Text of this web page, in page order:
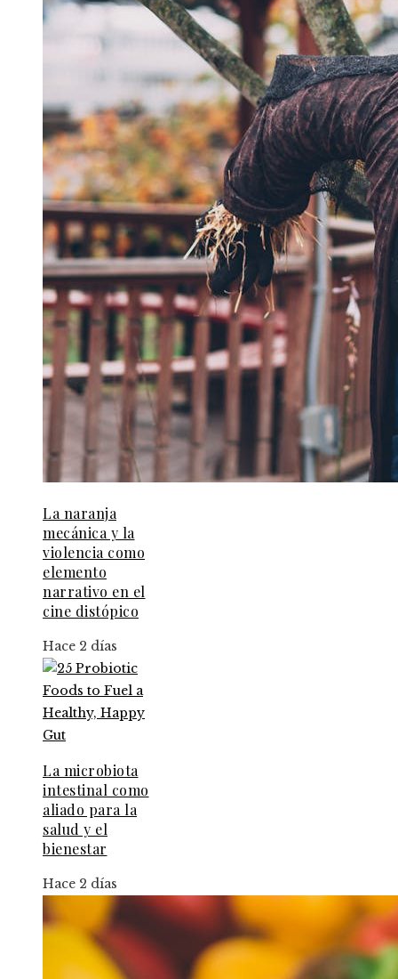
La naranja
mecánica y la
violencia como
elemento
narrativo en el
cine distópico
Hace 2 días
La microbiota
intestinal como
aliado para la
salud y el
bienestar
Hace 2 días